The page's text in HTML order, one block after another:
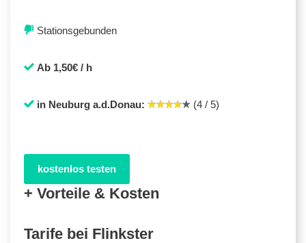
Stationsgebunden
Ab 1,50€ / h
in Neuburg a.d.Donau: (4 / 5)
kostenlos testen
+ Vorteile & Kosten
Tarife bei Flinkster